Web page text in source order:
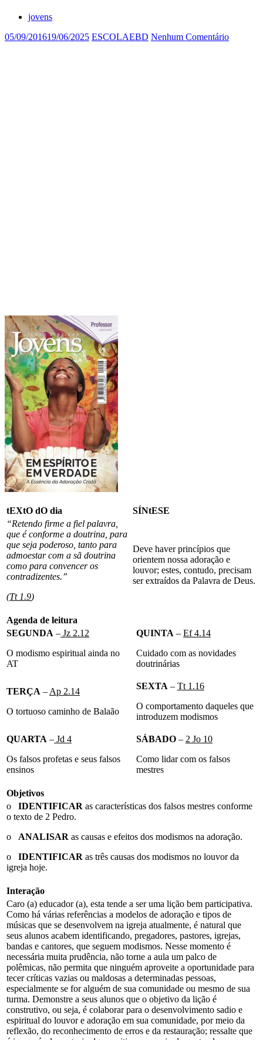
jovens
05/09/201619/06/2025 ESCOLAEBD Nenhum Comentário
tEXtO dO dia
SÍNtESE
“Retendo firme a fiel palavra,
que é conforme a doutrina, para
que seja poderoso, tanto para
admoestar com a sã doutrina
como para convencer os
contradizentes.”
(Tt 1.9)
Deve haver princípios que
orientem nossa adoração e
louvor; estes, contudo, precisam
ser extraídos da Palavra de Deus.
Agenda de leitura
SEGUNDA – Jz 2.12
O modismo espiritual ainda no
AT
QUINTA – Ef 4.14
Cuidado com as novidades
doutrinárias
TERÇA – Ap 2.14
O tortuoso caminho de Balaão
SEXTA – Tt 1.16
O comportamento daqueles que
introduzem modismos
QUARTA – Jd 4
Os falsos profetas e seus falsos
ensinos
SÁBADO – 2 Jo 10
Como lidar com os falsos
mestres
Objetivos
o IDENTIFICAR as características dos falsos mestres conforme
o texto de 2 Pedro.
o ANALISAR as causas e efeitos dos modismos na adoração.
o IDENTIFICAR as três causas dos modismos no louvor da
igreja hoje.
Interação
Caro (a) educador (a), esta tende a ser uma lição bem participativa.
Como há várias referências a modelos de adoração e tipos de
músicas que se desenvolvem na igreja atualmente, é natural que
seus alunos acabem identificando, pregadores, pastores, igrejas,
bandas e cantores, que seguem modismos. Nesse momento é
necessária muita prudência, não torne a aula um palco de
polêmicas, não permita que ninguém aproveite a oportunidade para
tecer críticas vazias ou maldosas a determinadas pessoas,
especialmente se for alguém de sua comunidade ou mesmo de sua
turma. Demonstre a seus alunos que o objetivo da lição é
construtivo, ou seja, é colaborar para o desenvolvimento sadio e
espiritual do louvor e adoração em sua comunidade, por meio da
reflexão, do reconhecimento de erros e da restauração; ressalte que